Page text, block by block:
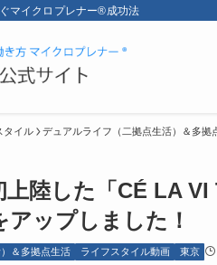
マイクロプレナー®成功法
タイル デュアルライフ（二拠点生活）＆多拠
上陸した「CÉ LA
アップしました！
＆多拠点生活 ライフスタイル動画 東京